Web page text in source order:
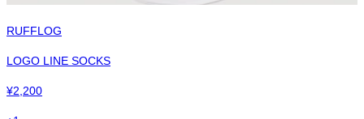
RUFFLOG
LOGO LINE SOCKS
¥2,200